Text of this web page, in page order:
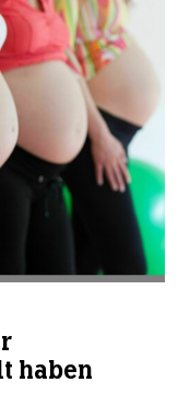
haben